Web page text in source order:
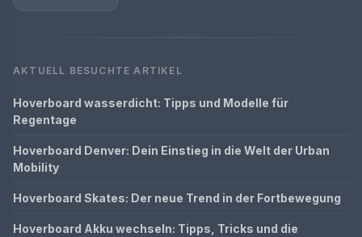
AKTUELL BESUCHTE ARTIKEL
Hoverboard wasserdicht: Tipps und Modelle für
Regentage
Hoverboard Denver: Dein Einstieg in die Welt der Urban
Mobility
Hoverboard Skates: Der neue Trend in der Fortbewegung
Hoverboard Akku wechseln: Tipps, Tricks und die